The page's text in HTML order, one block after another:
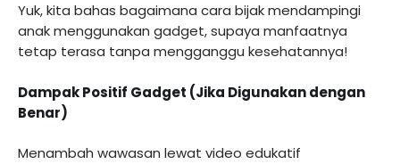
Yuk, kita bahas bagaimana cara bijak mendampingi
anak menggunakan gadget, supaya manfaatnya
tetap terasa tanpa mengganggu kesehatannya!
Dampak Positif Gadget (Jika Digunakan dengan
Benar)
Menambah wawasan lewat video edukatif